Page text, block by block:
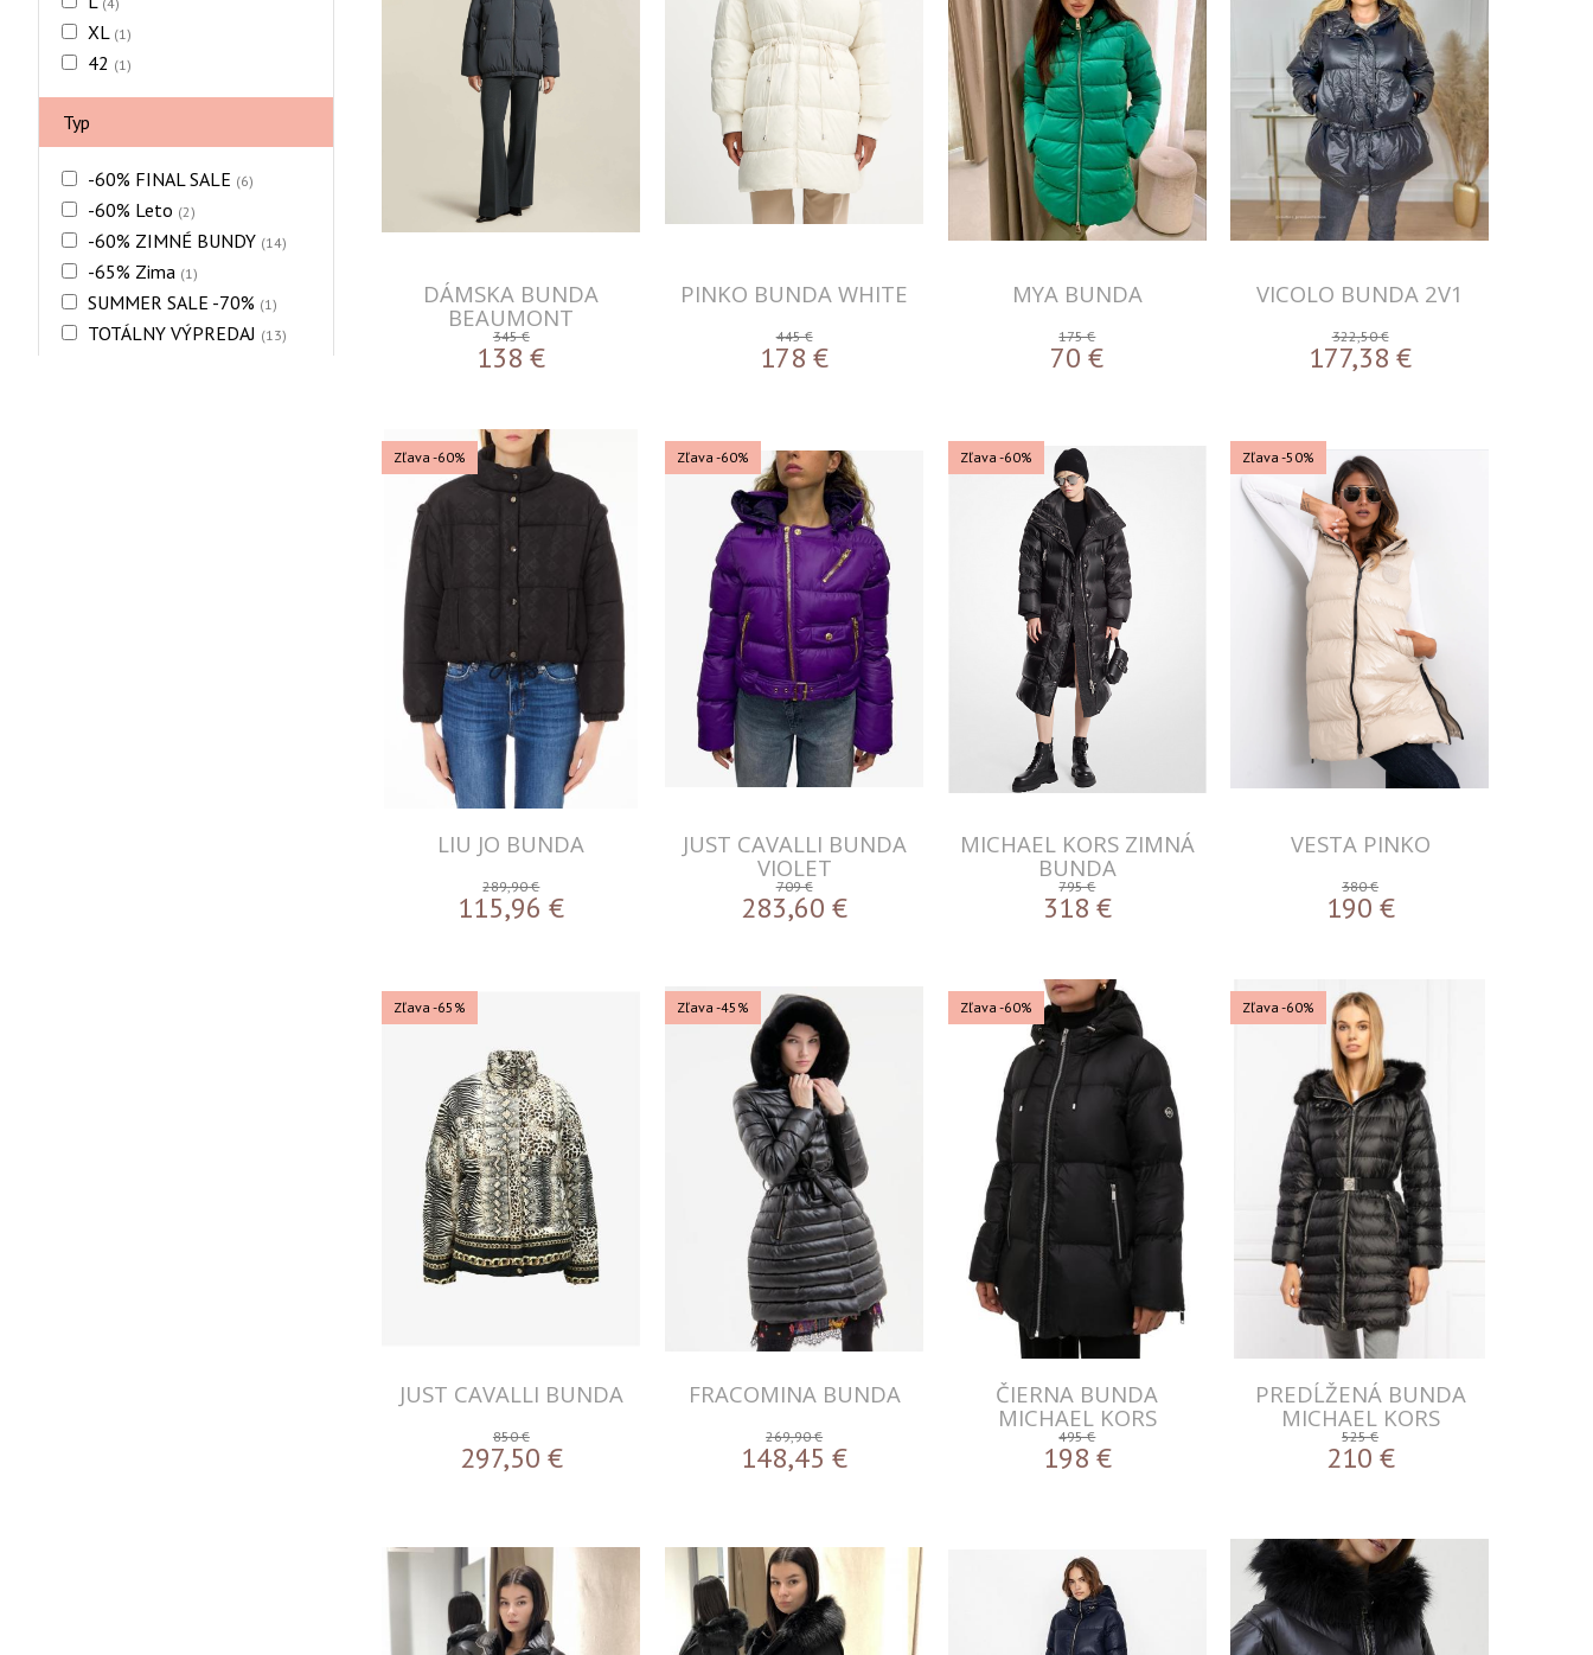
XL (1)
42 (1)
Typ
-60% FINAL SALE (6)
-60% Leto (2)
-60% ZIMNÉ BUNDY (14)
-65% Zima (1)
SUMMER SALE -70% (1)
TOTÁLNY VÝPREDAJ (13)
DÁMSKA BUNDA
BEAUMONT
345 €
138 €
PINKO BUNDA WHITE
445 €
178 €
MYA BUNDA
175 €
70 €
VICOLO BUNDA 2V1
322,50 €
177,38 €
Zľava -60%
LIU JO BUNDA
289,90 €
115,96 €
Zľava -60%
JUST CAVALLI BUNDA
VIOLET
709 €
283,60 €
Zľava -60%
MICHAEL KORS ZIMNÁ
BUNDA
795 €
318 €
Zľava -50%
VESTA PINKO
380 €
190 €
Zľava -65%
JUST CAVALLI BUNDA
850 €
297,50 €
Zľava -45%
FRACOMINA BUNDA
269,90 €
148,45 €
Zľava -60%
ČIERNA BUNDA
MICHAEL KORS
495 €
198 €
Zľava -60%
PREDĹŽENÁ BUNDA
MICHAEL KORS
525 €
210 €